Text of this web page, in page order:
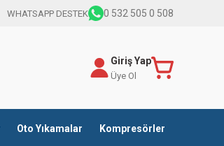
WHATSAPP DESTEK 0 532 505 0 508
Giriş Yap
Üye Ol
Oto Yıkamalar Kompresörler